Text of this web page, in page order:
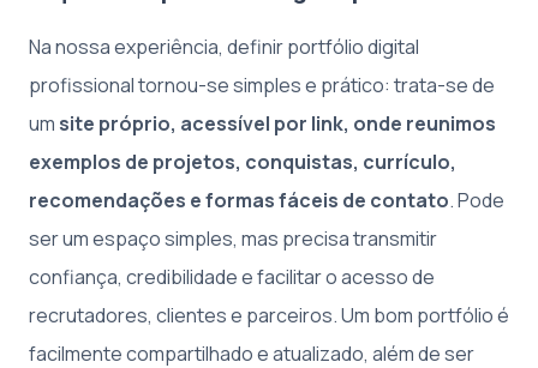
Na nossa experiência, definir portfólio digital
profissional tornou-se simples e prático: trata-se de
um site próprio, acessível por link, onde reunimos
exemplos de projetos, conquistas, currículo,
recomendações e formas fáceis de contato. Pode
ser um espaço simples, mas precisa transmitir
confiança, credibilidade e facilitar o acesso de
recrutadores, clientes e parceiros. Um bom portfólio é
facilmente compartilhado e atualizado, além de ser